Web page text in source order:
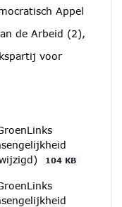
Appel
de Arbeid (2),
voor
104 KB